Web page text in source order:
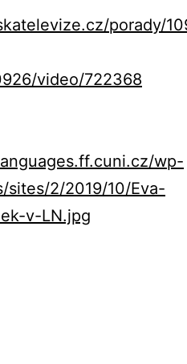
porady/
video/722368
wp-
sites/2/2019/10/Eva-
v-LN.jpg